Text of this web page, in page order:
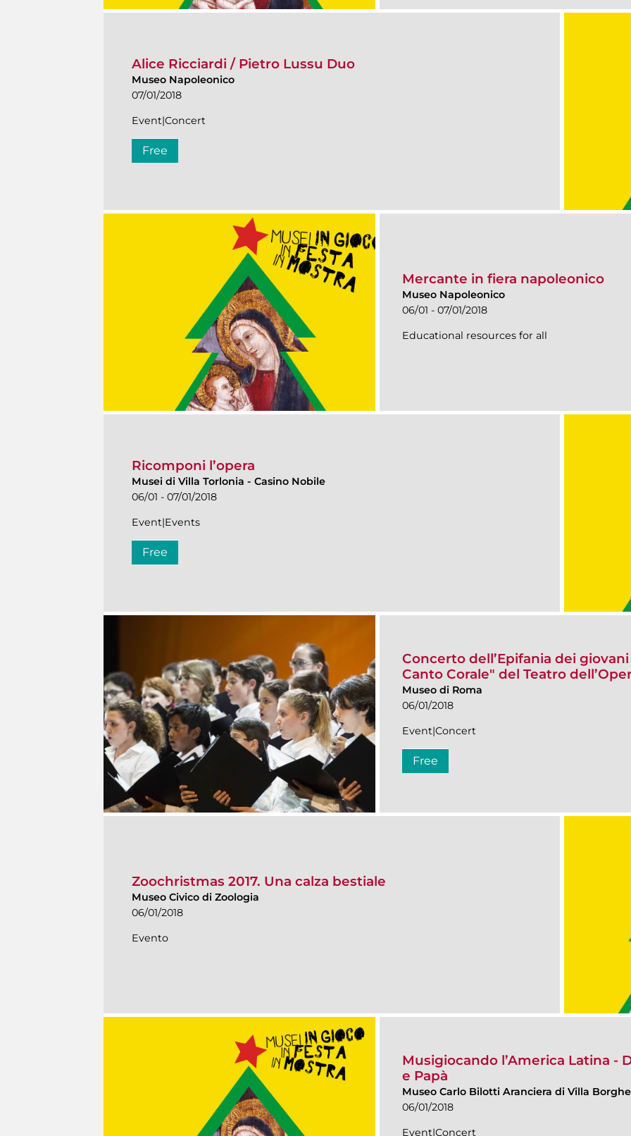
Alice Ricciardi / Pietro Lussu Duo
Museo Napoleonico
07/01/2018
Event|Concert
Free
Mercante in fiera napoleonico
Museo Napoleonico
06/01 - 07/01/2018
Educational resources for all
Ricomponi l’opera
Musei di Villa Torlonia - Casino Nobile
06/01 - 07/01/2018
Event|Events
Free
Concerto dell’Epifania dei
Canto Corale" del Teatro
Museo di Roma
06/01/2018
Event|Concert
Free
Zoochristmas 2017. Una calza bestiale
Museo Civico di Zoologia
06/01/2018
Evento
Musigiocando l’America Latina -
e Papà
Museo Carlo Bilotti Aranciera di Villa
06/01/2018
Event|Concert